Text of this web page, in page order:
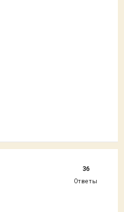
36
Ответы